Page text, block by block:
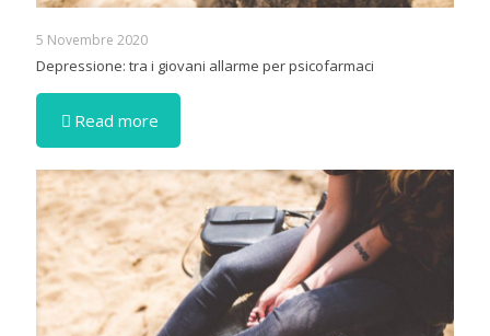
5 Novembre 2020
Depressione: tra i giovani allarme per psicofarmaci
Read more